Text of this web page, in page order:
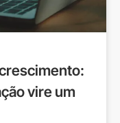
vire um